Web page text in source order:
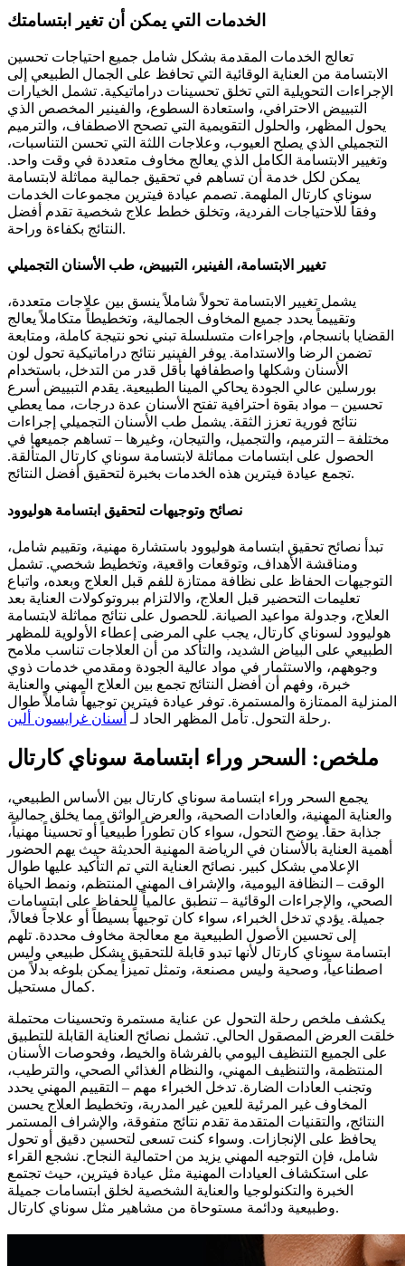
الخدمات التي يمكن أن تغير ابتسامتك
تعالج الخدمات المقدمة بشكل شامل جميع احتياجات تحسين
الابتسامة من العناية الوقائية التي تحافظ على الجمال الطبيعي إلى
الإجراءات التحويلية التي تخلق تحسينات دراماتيكية. تشمل الخيارات
التبييض الاحترافي، واستعادة السطوع، والفينير المخصص الذي
يحول المظهر، والحلول التقويمية التي تصحح الاصطفاف، والترميم
التجميلي الذي يصلح العيوب، وعلاجات اللثة التي تحسن التناسبات،
وتغيير الابتسامة الكامل الذي يعالج مخاوف متعددة في وقت واحد.
يمكن لكل خدمة أن تساهم في تحقيق جمالية مماثلة لابتسامة
سوناي كارتال الملهمة. تصمم عيادة فيترين مجموعات الخدمات
وفقاً للاحتياجات الفردية، وتخلق خطط علاج شخصية تقدم أفضل
النتائج بكفاءة وراحة.
تغيير الابتسامة، الفينير، التبييض، طب الأسنان التجميلي
يشمل تغيير الابتسامة تحولاً شاملاً ينسق بين علاجات متعددة،
وتقييماً يحدد جميع المخاوف الجمالية، وتخطيطاً متكاملاً يعالج
القضايا بانسجام، وإجراءات متسلسلة تبني نحو نتيجة كاملة، ومتابعة
تضمن الرضا والاستدامة. يوفر الفينير نتائج دراماتيكية تحول لون
الأسنان وشكلها واصطفافها بأقل قدر من التدخل، باستخدام
بورسلين عالي الجودة يحاكي المينا الطبيعية. يقدم التبييض أسرع
تحسين – مواد بقوة احترافية تفتح الأسنان عدة درجات، مما يعطي
نتائج فورية تعزز الثقة. يشمل طب الأسنان التجميلي إجراءات
مختلفة – الترميم، والتجميل، والتيجان، وغيرها – تساهم جميعها في
الحصول على ابتسامات مماثلة لابتسامة سوناي كارتال المتألقة.
تجمع عيادة فيترين هذه الخدمات بخبرة لتحقيق أفضل النتائج.
نصائح وتوجيهات لتحقيق ابتسامة هوليوود
تبدأ نصائح تحقيق ابتسامة هوليوود باستشارة مهنية، وتقييم شامل،
ومناقشة الأهداف، وتوقعات واقعية، وتخطيط شخصي. تشمل
التوجيهات الحفاظ على نظافة ممتازة للفم قبل العلاج وبعده، واتباع
تعليمات التحضير قبل العلاج، والالتزام ببروتوكولات العناية بعد
العلاج، وجدولة مواعيد الصيانة. للحصول على نتائج مماثلة لابتسامة
هوليوود لسوناي كارتال، يجب على المرضى إعطاء الأولوية للمظهر
الطبيعي على البياض الشديد، والتأكد من أن العلاجات تناسب ملامح
وجوههم، والاستثمار في مواد عالية الجودة ومقدمي خدمات ذوي
خبرة، وفهم أن أفضل النتائج تجمع بين العلاج المهني والعناية
المنزلية الممتازة والمستمرة. توفر عيادة فيترين توجيهاً شاملاً طوال
رحلة التحول. تأمل المظهر الحاد لـ أسنان غرايسون ألين .
ملخص: السحر وراء ابتسامة سوناي كارتال
يجمع السحر وراء ابتسامة سوناي كارتال بين الأساس الطبيعي،
والعناية المهنية، والعادات الصحية، والعرض الواثق مما يخلق جمالية
جذابة حقاً. يوضح التحول، سواء كان تطوراً طبيعياً أو تحسيناً مهنياً،
أهمية العناية بالأسنان في الرياضة المهنية الحديثة حيث يهم الحضور
الإعلامي بشكل كبير. نصائح العناية التي تم التأكيد عليها طوال
الوقت – النظافة اليومية، والإشراف المهني المنتظم، ونمط الحياة
الصحي، والإجراءات الوقائية – تنطبق عالمياً للحفاظ على ابتسامات
جميلة. يؤدي تدخل الخبراء، سواء كان توجيهاً بسيطاً أو علاجاً فعالاً،
إلى تحسين الأصول الطبيعية مع معالجة مخاوف محددة. تلهم
ابتسامة سوناي كارتال لأنها تبدو قابلة للتحقيق بشكل طبيعي وليس
اصطناعياً، وصحية وليس مصنعة، وتمثل تميزاً يمكن بلوغه بدلاً من
كمال مستحيل.
يكشف ملخص رحلة التحول عن عناية مستمرة وتحسينات محتملة
خلقت العرض المصقول الحالي. تشمل نصائح العناية القابلة للتطبيق
على الجميع التنظيف اليومي بالفرشاة والخيط، وفحوصات الأسنان
المنتظمة، والتنظيف المهني، والنظام الغذائي الصحي، والترطيب،
وتجنب العادات الضارة. تدخل الخبراء مهم – التقييم المهني يحدد
المخاوف غير المرئية للعين غير المدربة، وتخطيط العلاج يحسن
النتائج، والتقنيات المتقدمة تقدم نتائج متفوقة، والإشراف المستمر
يحافظ على الإنجازات. وسواء كنت تسعى لتحسين دقيق أو تحول
شامل، فإن التوجيه المهني يزيد من احتمالية النجاح. نشجع القراء
على استكشاف العيادات المهنية مثل عيادة فيترين، حيث تجتمع
الخبرة والتكنولوجيا والعناية الشخصية لخلق ابتسامات جميلة
وطبيعية ودائمة مستوحاة من مشاهير مثل سوناي كارتال.